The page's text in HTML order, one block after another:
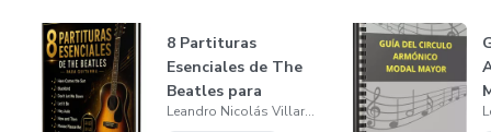
8 Partituras
Esenciales de The
Beatles para
Guitarra
Leandro Nicolás Villarreal